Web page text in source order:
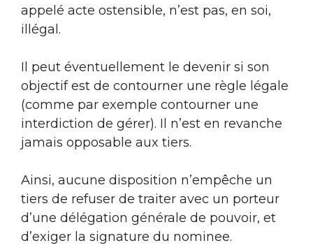
appelé acte ostensible, n’est pas, en soi,
illégal.
Il peut éventuellement le devenir si son
objectif est de contourner une règle légale
(comme par exemple contourner une
interdiction de gérer). Il n’est en revanche
jamais opposable aux tiers.
Ainsi, aucune disposition n’empêche un
tiers de refuser de traiter avec un porteur
d’une délégation générale de pouvoir, et
d’exiger la signature du nominee.